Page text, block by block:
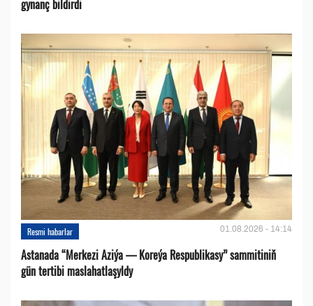
gynanç bildirdi
Resmi habarlar 01.08.2026 - 14:14
Astanada “Merkezi Aziýa — Koreýa Respublikasy” sammitiniň
gün tertibi maslahatlaşyldy